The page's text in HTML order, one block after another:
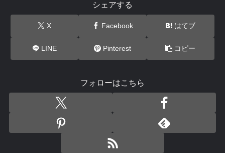
シェアする
X Facebook はてブ
LINE Pinterest コピー
フォローはこちら